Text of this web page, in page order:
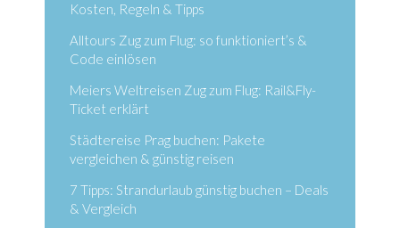
Kosten, Regeln & Tipps
Alltours Zug zum Flug: so funktioniert’s &
Code einlösen
Meiers Weltreisen Zug zum Flug: Rail&Fly-
Ticket erklärt
Städtereise Prag buchen: Pakete
vergleichen & günstig reisen
7 Tipps: Strandurlaub günstig buchen – Deals
& Vergleich